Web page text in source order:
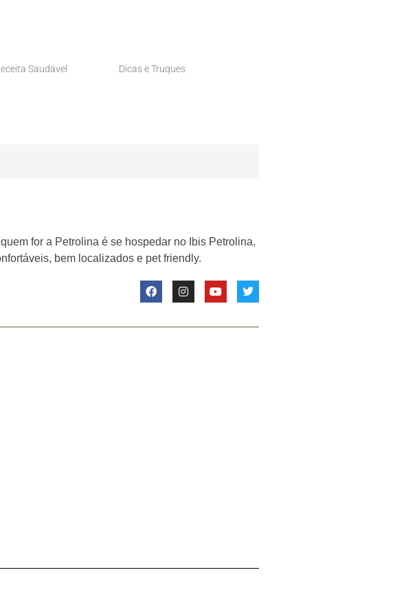
Saudável Dicas e Truques
for a Petrolina é se hospedar no Ibis Petrolina,
bem localizados e pet friendly.